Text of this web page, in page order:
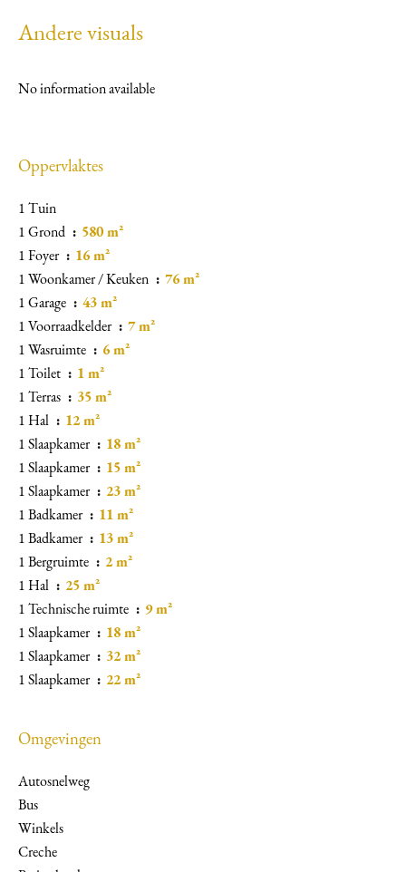
Andere visuals
No information available
Oppervlaktes
1 Tuin
1 Grond
580 m²
1 Foyer
16 m²
1 Woonkamer / Keuken
76 m²
1 Garage
43 m²
1 Voorraadkelder
7 m²
1 Wasruimte
6 m²
1 Toilet
1 m²
1 Terras
35 m²
1 Hal
12 m²
1 Slaapkamer
18 m²
1 Slaapkamer
15 m²
1 Slaapkamer
23 m²
1 Badkamer
11 m²
1 Badkamer
13 m²
1 Bergruimte
2 m²
1 Hal
25 m²
1 Technische ruimte
9 m²
1 Slaapkamer
18 m²
1 Slaapkamer
32 m²
1 Slaapkamer
22 m²
Omgevingen
Autosnelweg
Bus
Winkels
Creche